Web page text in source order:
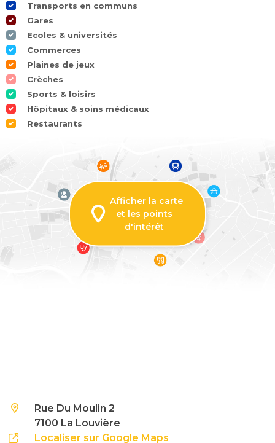
Transports en communs
Gares
Ecoles & universités
Commerces
Plaines de jeux
Crèches
Sports & loisirs
Hôpitaux & soins médicaux
Restaurants
Afficher la carte
et les points
d'intérêt
Rue Du Moulin 2
7100 La Louvière
Localiser sur Google Maps